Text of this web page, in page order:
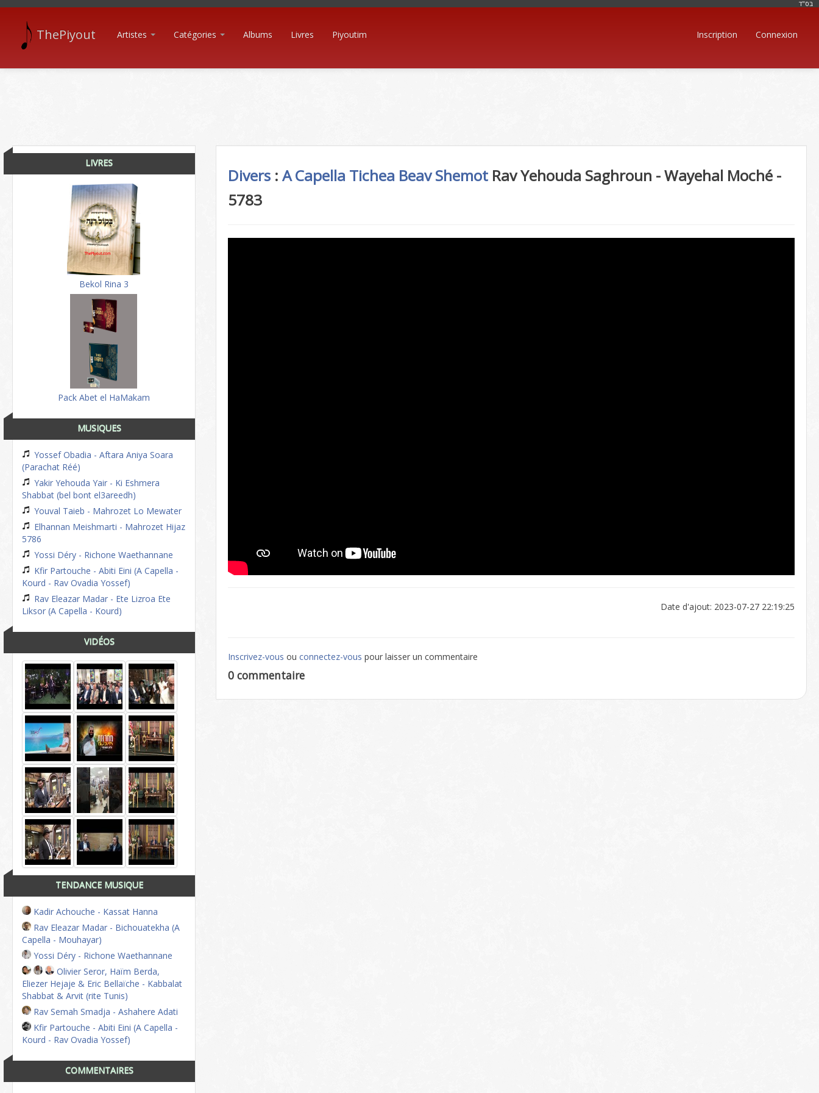
בּס"ד
ThePiyout Artistes Catégories Albums Livres Piyoutim Inscription Connexion
LIVRES
Bekol Rina 3
Pack Abet el HaMakam
MUSIQUES
Yossef Obadia - Aftara Aniya Soara
(Parachat Réé)
Yakir Yehouda Yair - Ki Eshmera
Shabbat (bel bont el3areedh)
Youval Taieb - Mahrozet Lo Mewater
Elhannan Meishmarti - Mahrozet Hijaz
5786
Yossi Déry - Richone Waethannane
Kfir Partouche - Abiti Eini (A Capella -
Kourd - Rav Ovadia Yossef)
Rav Eleazar Madar - Ete Lizroa Ete
Liksor (A Capella - Kourd)
VIDÉOS
TENDANCE MUSIQUE
Kadir Achouche - Kassat Hanna
Rav Eleazar Madar - Bichouatekha (A
Capella - Mouhayar)
Yossi Déry - Richone Waethannane
Olivier Seror, Haïm Berda,
Eliezer Hejaje & Eric Bellaïche - Kabbalat
Shabbat & Arvit (rite Tunis)
Rav Semah Smadja - Ashahere Adati
Kfir Partouche - Abiti Eini (A Capella -
Kourd - Rav Ovadia Yossef)
COMMENTAIRES
Divers :A Capella Tichea Beav Shemot Rav Yehouda Saghroun - Wayehal Moché -
5783
Date d'ajout: 2023-07-27 22:19:25
Inscrivez-vous ouconnectez-vous pour laisser un commentaire
0 commentaire